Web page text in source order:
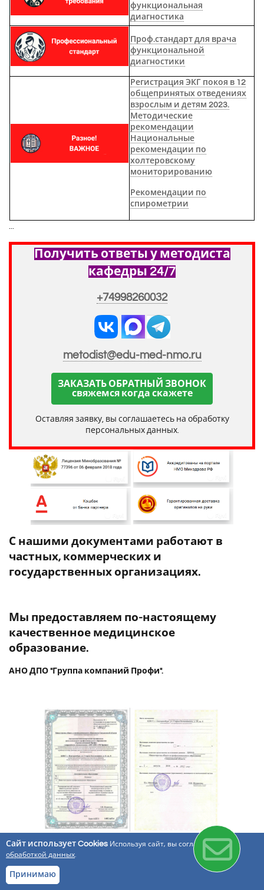
функциональная
диагностика
Проф.стандарт для врача
функциональной
диагностики
Регистрация ЭКГ покоя в 12
общепринятых отведениях
взрослым и детям 2023.
Методические
рекомендации
Национальные
рекомендации по
холтеровскому
мониторированию
Рекомендации по
спирометрии
...
Получить ответы у методиста
кафедры 24/7
+74998260032
metodist@edu-med-nmo.ru
ЗАКАЗАТЬ ОБРАТНЫЙ ЗВОНОК
свяжемся когда скажете
Оставляя заявку, вы соглашаетесь на обработку
персональных данных.
С нашими документами работают в
частных, коммерческих и
государственных организациях.
Мы предоставляем по-настоящему
качественное медицинское
образование.
АНО ДПО "Группа компаний Профи".
Сайт использует Cookies Используя сайт, вы соглашаетесь с
обработкой данных.
Принимаю